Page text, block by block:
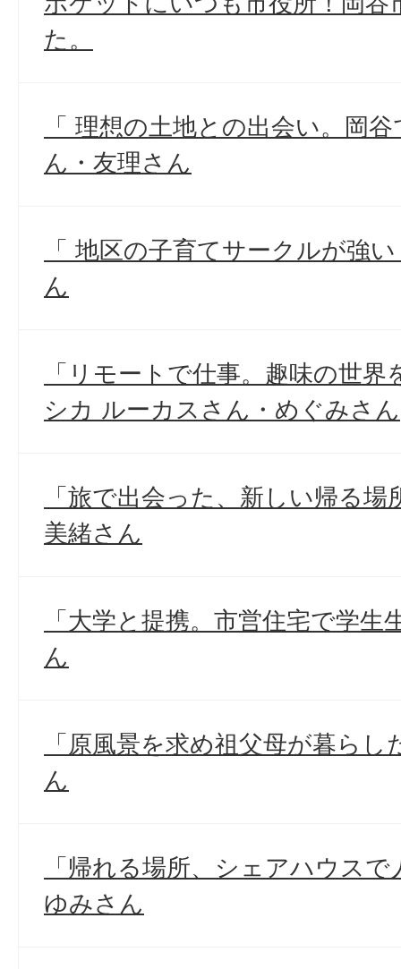
た。
「 理想の土地との出会い。岡
ん・友理さん
「 地区の子育てサークルが強
ん
「リモートで仕事。趣味の世
シカ ルーカスさん・めぐみさん
「旅で出会った、新しい帰る
美緒さん
「大学と提携。市営住宅で学
ん
「原風景を求め祖父母が暮ら
ん
「帰れる場所、シェアハウス
ゆみさん